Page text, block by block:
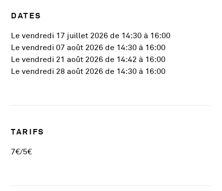
DATES
Le vendredi 17 juillet 2026 de 14:30 à 16:00
Le vendredi 07 août 2026 de 14:30 à 16:00
Le vendredi 21 août 2026 de 14:42 à 16:00
Le vendredi 28 août 2026 de 14:30 à 16:00
TARIFS
7€/5€